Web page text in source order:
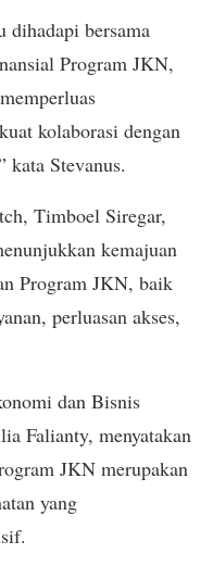
dihadapi bersama
Program JKN,
kolaborasi dengan
kata Stevanus.
Timboel Siregar,
kemajuan
Program JKN, baik
perluasan akses,
dan Bisnis
Falianty, menyatakan
JKN merupakan
yang